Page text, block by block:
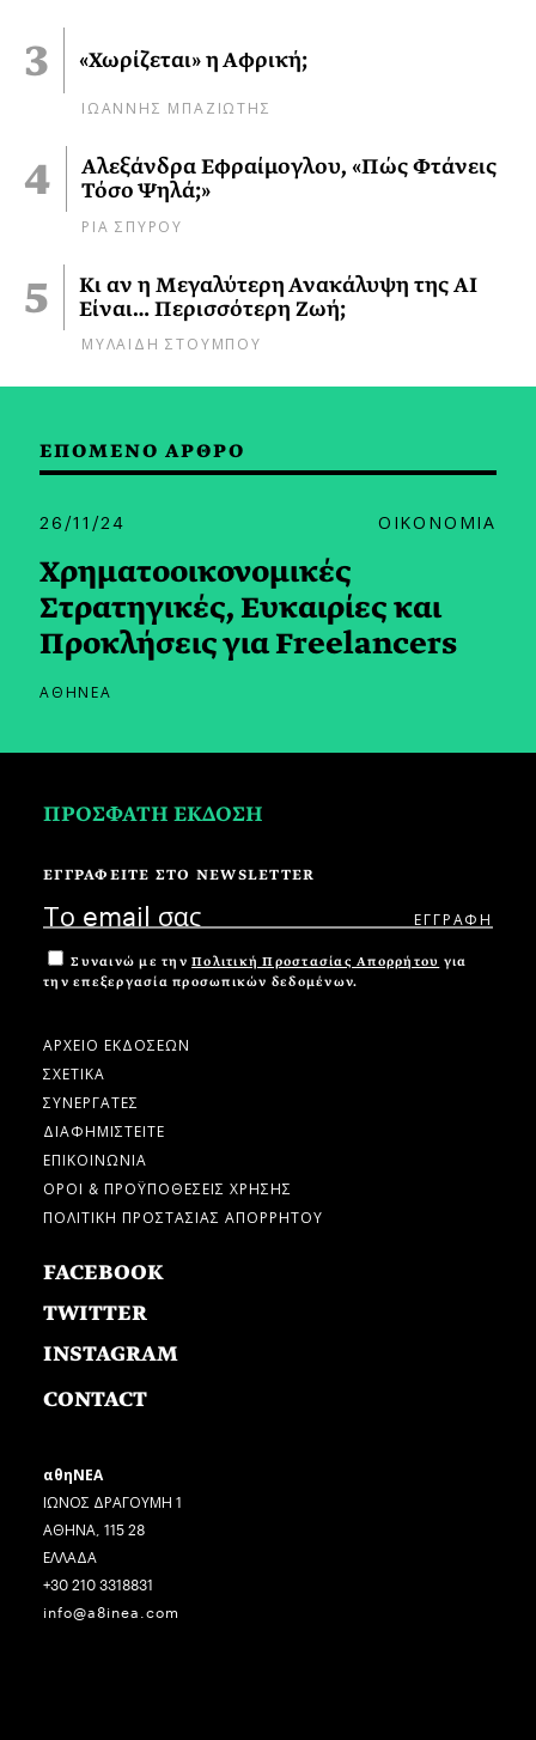
«Χωρίζεται» η Αφρική;
ΙΩΑΝΝΗΣ ΜΠΑΖΙΩΤΗΣ
Αλεξάνδρα Εφραίμογλου, «Πώς Φτάνεις
Τόσο Ψηλά;»
ΡΙΑ ΣΠΥΡΟΥ
Κι αν η Μεγαλύτερη Ανακάλυψη της AI
Είναι… Περισσότερη Ζωή;
ΜΥΛΑΙΔΗ ΣΤΟΥΜΠΟΥ
ΕΠΟΜΕΝΟ ΑΡΘΡΟ
26/11/24 ΟΙΚΟΝΟΜΙΑ
Χρηματοοικονομικές
Στρατηγικές, Ευκαιρίες και
Προκλήσεις για Freelancers
ΑΘΗΝΕΑ
ΠΡΟΣΦΑΤΗ ΕΚΔΟΣΗ
ΕΓΓΡΑΦΕΙΤΕ ΣΤΟ NEWSLETTER
Συναινώ με την Πολιτική Προστασίας Απορρήτου για
την επεξεργασία προσωπικών δεδομένων.
ΑΡΧΕΙΟ ΕΚΔΟΣΕΩΝ
ΣΧΕΤΙΚΑ
ΣΥΝΕΡΓΑΤΕΣ
ΔΙΑΦΗΜΙΣΤΕΙΤΕ
ΕΠΙΚΟΙΝΩΝΙΑ
ΟΡΟΙ & ΠΡΟΫΠΟΘΕΣΕΙΣ ΧΡΗΣΗΣ
ΠΟΛΙΤΙΚΗ ΠΡΟΣΤΑΣΙΑΣ ΑΠΟΡΡΗΤΟΥ
FACEBOOK
TWITTER
INSTAGRAM
CONTACT
αθηΝΕΑ
ΙΩΝΟΣ ΔΡΑΓΟΥΜΗ 1
ΑΘΗΝΑ, 115 28
ΕΛΛΑΔΑ
+30 210 3318831
info@a8inea.com